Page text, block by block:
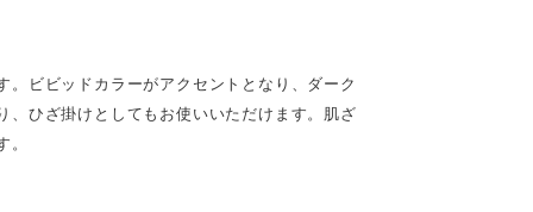
ビビッドカラーがアクセントとなり、ダーク
、ひざ掛けとしてもお使いいただけます。肌ざ